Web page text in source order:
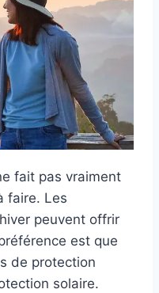
fait pas vraiment
faire. Les
peuvent offrir
est que
de protection
solaire.